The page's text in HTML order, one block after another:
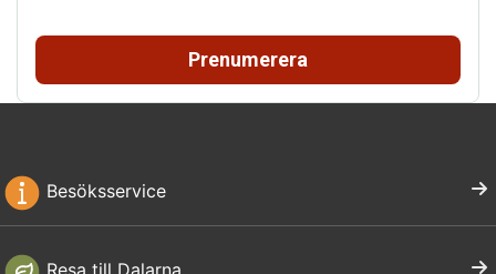
Prenumerera
Besöksservice